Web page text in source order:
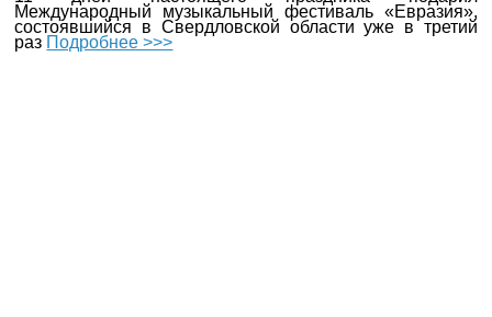
Международный музыкальный фестиваль «Евразия»,
состоявшийся в Свердловской области уже в третий
раз Подробнее >>>